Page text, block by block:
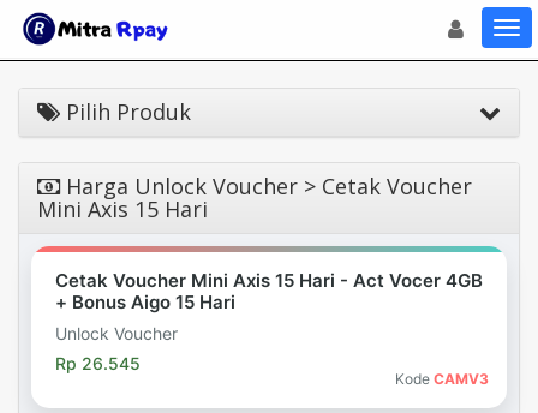
Toggle
Pilih Produk
Harga Unlock Voucher > Cetak Voucher
Mini Axis 15 Hari
Cetak Voucher Mini Axis 15 Hari - Act Vocer 4GB
+ Bonus Aigo 15 Hari
Kode CAMV3
Unlock Voucher
Rp 26.545